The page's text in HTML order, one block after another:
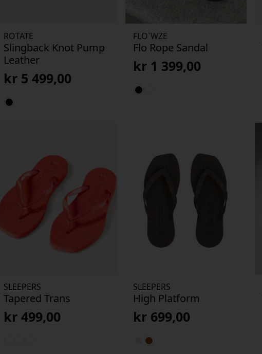
ROTATE
Slingback Knot Pump
Leather
kr 5 499,00
FLO`WZE
Flo Rope Sandal
kr 1 399,00
SLEEPERS
Tapered Trans
kr 499,00
SLEEPERS
High Platform
kr 699,00